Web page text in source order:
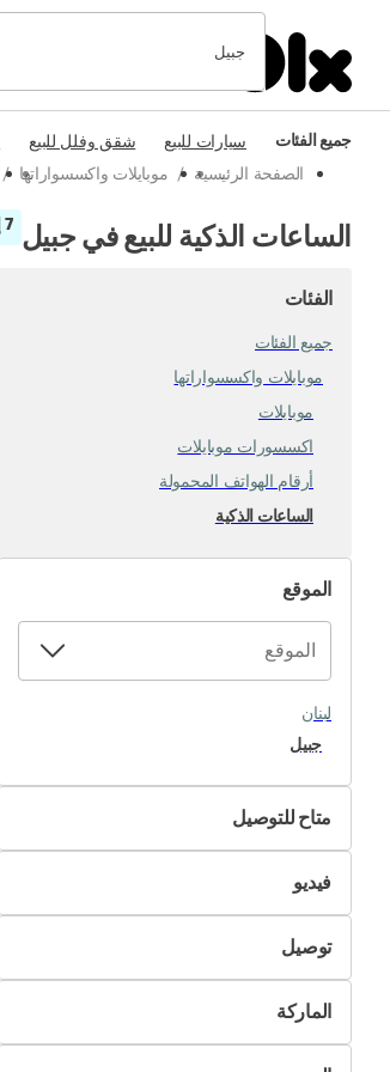
جبيل
جميع الفئات سيارات للبيع شقق وفلل للبيع
الصفحة الرئيسية / موبايلات واكسسواراتها /
الساعات الذكية للبيع في جبيل 7 إعلانات
الفئات
جميع الفئات
موبايلات واكسسواراتها
موبايلات
اكسسورات موبايلات
أرقام الهواتف المحمولة
الساعات الذكية
الموقع
لبنان
جبيل
متاح للتوصيل
لا
نعمفيديو
غير متوفر
متوفرتوصيل
التسليم الذاتي
تسليم Pik&Dropالماركة
أبل